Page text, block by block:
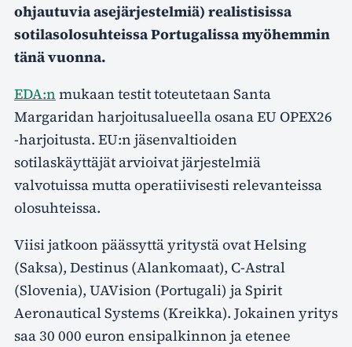
ohjautuvia asejärjestelmiä) realistisissa
sotilasolosuhteissa Portugalissa myöhemmin
tänä vuonna.
EDA:n mukaan testit toteutetaan Santa
Margaridan harjoitusalueella osana EU OPEX26
-harjoitusta. EU:n jäsenvaltioiden
sotilaskäyttäjät arvioivat järjestelmiä
valvotuissa mutta operatiivisesti relevanteissa
olosuhteissa.
Viisi jatkoon päässyttä yritystä ovat Helsing
(Saksa), Destinus (Alankomaat), C-Astral
(Slovenia), UAVision (Portugali) ja Spirit
Aeronautical Systems (Kreikka). Jokainen yritys
saa 30 000 euron ensipalkinnon ja etenee